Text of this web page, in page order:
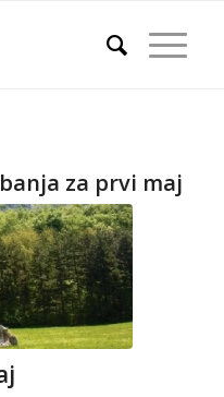
za prvi maj